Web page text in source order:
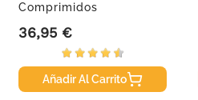
Comprimidos
Precio
36,95 €
Añadir Al Carrito